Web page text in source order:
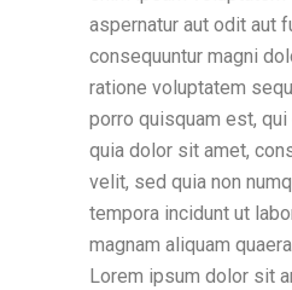
aspernatur aut odit aut
consequuntur magni
ratione voluptatem
porro quisquam est,
quia dolor sit amet,
velit, sed quia non
tempora incidunt ut
magnam aliquam
Lorem ipsum dolor sit